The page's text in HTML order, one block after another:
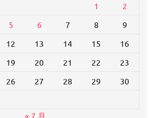
1
2
5 6 7 8
9
12 13 14 15
16
19 20 21 22
23
26 27 28 29
30
« 7 月